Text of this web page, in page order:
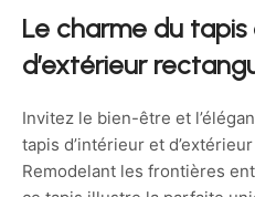
Le charme du tapis
d’extérieur
Invitez le bien-être et
tapis d’intérieur et
Remodelant les frontières